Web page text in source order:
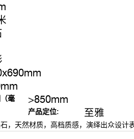
毫
>850mm
产品定位: 至雅
，天然材质，高档质感，演绎出众设计